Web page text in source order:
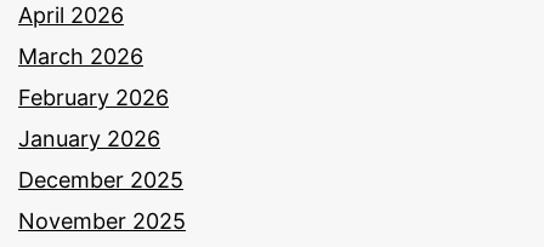
April 2026
March 2026
February 2026
January 2026
December 2025
November 2025